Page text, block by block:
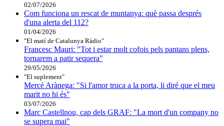
02/07/2026
Com funciona un rescat de muntanya: què passa després
d'una alerta del 112?
01/04/2026
"El matí de Catalunya Ràdio"
Francesc Mauri: "Tot i estar molt cofois pels pantans plens,
tornarem a patir sequera"
29/05/2026
"El suplement"
Mercè Arànega: "Si l'amor truca a la porta, li diré que el meu
marit no hi és"
03/07/2026
Marc Castellnou, cap dels GRAF: "La mort d'un company no
se supera mai"